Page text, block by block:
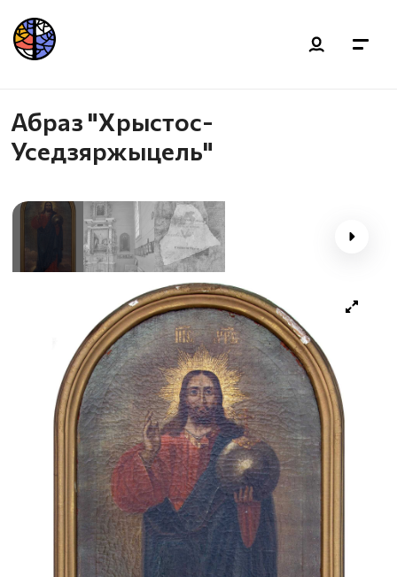
Абраз "Хрыстос-
Уседзяржыцель"